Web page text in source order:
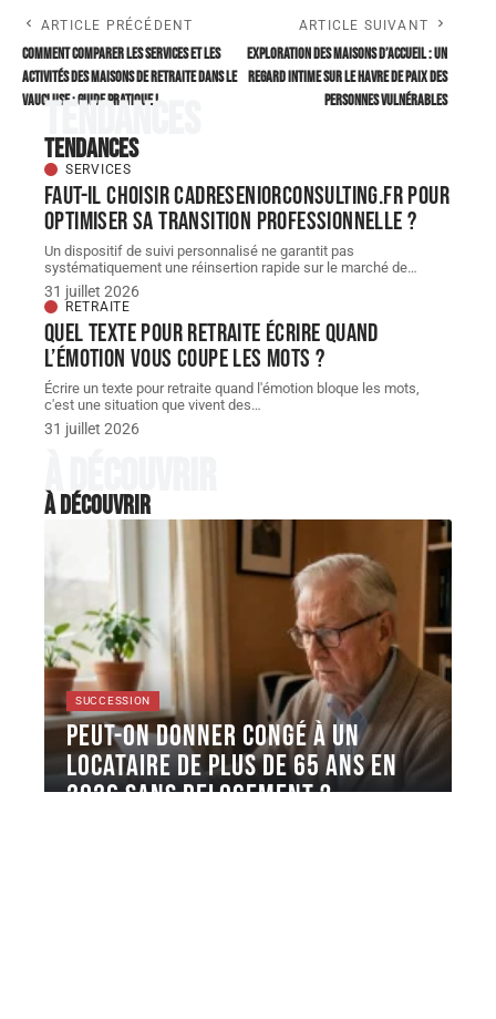
ARTICLE PRÉCÉDENT
Comment comparer les services et les
activités des maisons de retraite dans le
Vaucluse : Guide pratique !
ARTICLE SUIVANT
Exploration des maisons d’accueil : un
regard intime sur le havre de paix des
personnes vulnérables
Tendances
Tendances
SERVICES
Faut-il choisir cadreseniorconsulting.fr pour
optimiser sa transition professionnelle ?
Un dispositif de suivi personnalisé ne garantit pas
systématiquement une réinsertion rapide sur le marché de…
31 juillet 2026
RETRAITE
Quel texte pour retraite écrire quand
l’émotion vous coupe les mots ?
Écrire un texte pour retraite quand l'émotion bloque les mots,
c'est une situation que vivent des…
31 juillet 2026
À découvrir
À découvrir
SUCCESSION
Peut-on donner congé à un
locataire de plus de 65 ans en
2026 sans relogement ?